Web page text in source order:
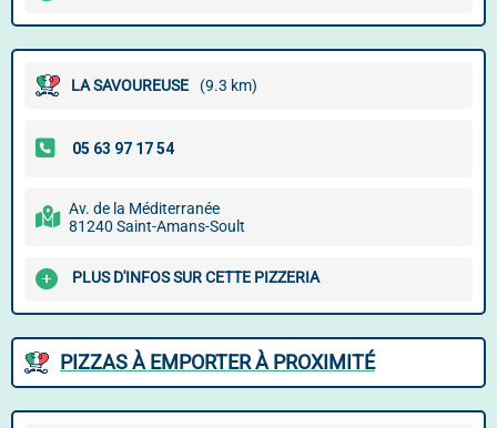
LA SAVOUREUSE (9.3 km)
Av. de la Méditerranée
81240 Saint-Amans-Soult
PLUS D'INFOS SUR CETTE PIZZERIA
PIZZAS À EMPORTER À PROXIMITÉ